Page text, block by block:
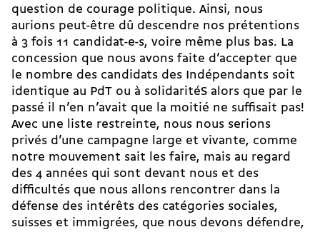
question de courage politique. Ainsi, nous
aurions peut-être dû descendre nos prétentions
à 3 fois 11 candidat-e-s, voire même plus bas. La
concession que nous avons faite d’accepter que
le nombre des candidats des Indépendants soit
identique au PdT ou à solidaritéS alors que par le
passé il n’en n’avait que la moitié ne suffisait pas!
Avec une liste restreinte, nous nous serions
privés d’une campagne large et vivante, comme
notre mouvement sait les faire, mais au regard
des 4 années qui sont devant nous et des
difficultés que nous allons rencontrer dans la
défense des intérêts des catégories sociales,
suisses et immigrées, que nous devons défendre,